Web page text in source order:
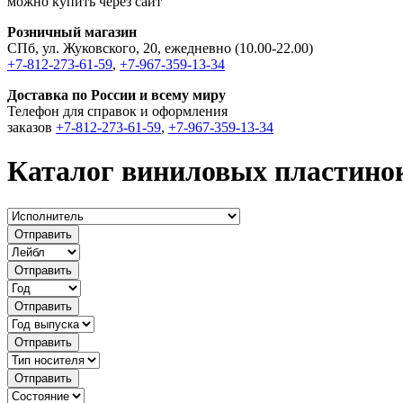
Розничный магазин
СПб, ул. Жуковского, 20, ежедневно (10.00-22.00)
+7-812-273-61-59, +7-967-359-13-34
Доставка по России и всему миру
Телефон для справок и оформления
заказов +7-812-273-61-59, +7-967-359-13-34
Каталог виниловых
Отправить
Отправить
Отправить
Отправить
Отправить